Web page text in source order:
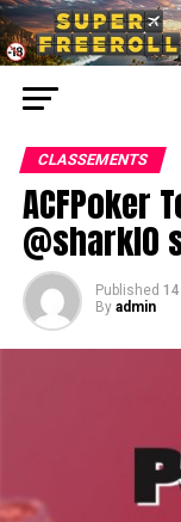
CLASSEMENTS
ACFPoker
@sharkl0
Published
By admin